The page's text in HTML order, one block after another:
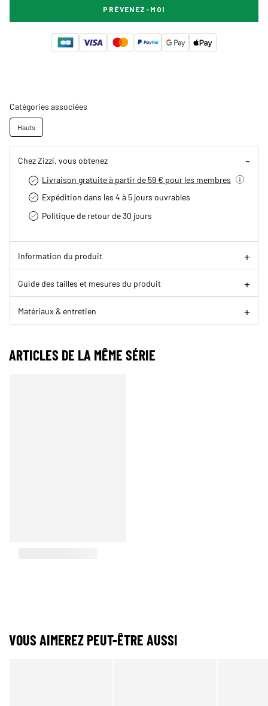
PRÉVENEZ-MOI
Catégories associées
Hauts
Chez Zizzi, vous obtenez
Livraison gratuite à partir de 59 € pour les membres
Expédition dans les 4 à 5 jours ouvrables
Politique de retour de 30 jours
Information du produit
Guide des tailles et mesures du produit
Matériaux & entretien
ARTICLES DE LA MÊME SÉRIE
VOUS AIMEREZ PEUT-ÊTRE AUSSI